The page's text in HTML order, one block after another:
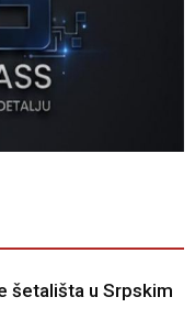
šetališta u Srpskim